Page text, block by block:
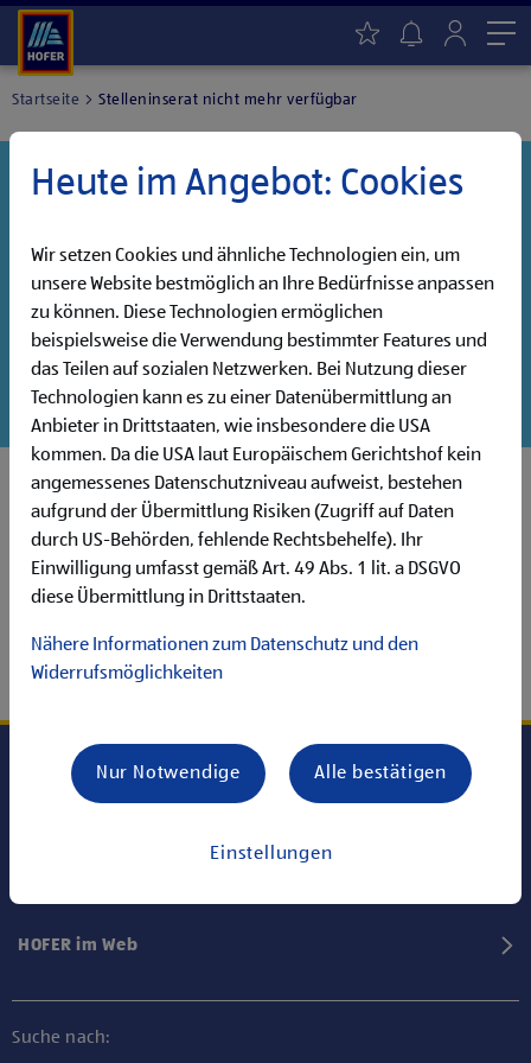
Startseite Stelleninserat nicht mehr verfügbar
haben noch weitere Jobs, die auf dich warten!
Danke für dein Interesse!
Entdecke unsere offenen Jobs oder abonniere deinen
persönlichen Jobalarm:
Jobsuche Jobalarm
HOFER im Web
Suche nach:
Heute im Angebot: Cookies
Wir setzen Cookies und ähnliche Technologien ein, um
unsere Website bestmöglich an Ihre Bedürfnisse anpassen
zu können. Diese Technologien ermöglichen
beispielsweise die Verwendung bestimmter Features und
das Teilen auf sozialen Netzwerken. Bei Nutzung dieser
Technologien kann es zu einer Datenübermittlung an
Anbieter in Drittstaaten, wie insbesondere die USA
kommen. Da die USA laut Europäischem Gerichtshof kein
angemessenes Datenschutzniveau aufweist, bestehen
aufgrund der Übermittlung Risiken (Zugriff auf Daten
durch US-Behörden, fehlende Rechtsbehelfe). Ihr
Einwilligung umfasst gemäß Art. 49 Abs. 1 lit. a DSGVO
diese Übermittlung in Drittstaaten.
Nähere Informationen zum Datenschutz und den
Widerrufsmöglichkeiten
Einstellungen
Nur Notwendige Alle bestätigen